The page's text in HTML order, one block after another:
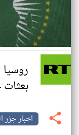
بعثات
اخبار جزر